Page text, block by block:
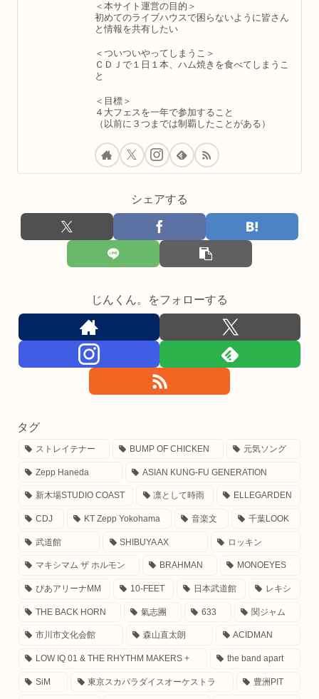
＜本サイト運営の目的＞
初めてのライブハウスで困らないように皆さん
と情報を共有したい
＜ついついやってしまうこ＞
ＣＤＪで１日１本、ハム焼きを食べてしまうこ
と
＜目標＞
４大フェスを一年で参加すること
（以前に３つまでは制覇したことがある）
シェアする
じんくん。をフォローする
タグ
ストレイテナー BUMP OF CHICKEN 元気ソング
Zepp Haneda ASIAN KUNG-FU GENERATION
新木場STUDIO COAST 凛として時雨 ELLEGARDEN
CDJ KT Zepp Yokohama 音楽文 千葉LOOK
武道館 SHIBUYA AX ロッキン
マキシマム ザ ホルモン BRAHMAN MONOEYES
ぴあアリーナMM 10-FEET 日本武道館 レキシ
THE BACK HORN 氣志團 633 関ジャム
市川市文化会館 森山直太朗 ACIDMAN
LOW IQ 01 & THE RHYTHM MAKERS + the band apart
SiM 東京スカパラダイスオーケストラ 豊洲PIT